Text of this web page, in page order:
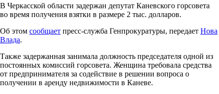
В Черкасской области задержан депутат Каневского горсовета
во время получения взятки в размере 2 тыс. долларов.
Об этом сообщает пресс-служба Генпрокуратуры, передает Нова
Влада.
Также задержанная занимала должность председателя одной из
постоянных комиссий горсовета. Женщина требовала средства
от предпринимателя за содействие в решении вопроса о
получении в аренду недвижимости в Каневе.